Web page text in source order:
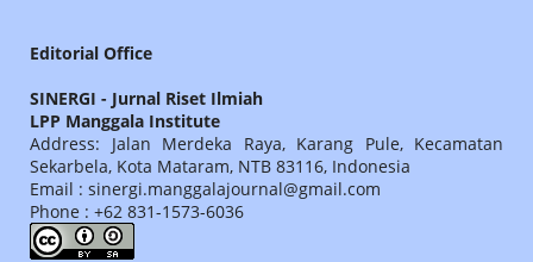
Editorial Office
SINERGI - Jurnal Riset Ilmiah
LPP Manggala Institute
Address: Jalan Merdeka Raya, Karang Pule, Kecamatan
Sekarbela, Kota Mataram, NTB 83116, Indonesia
Email : sinergi.manggalajournal@gmail.com
Phone : +62 831-1573-6036